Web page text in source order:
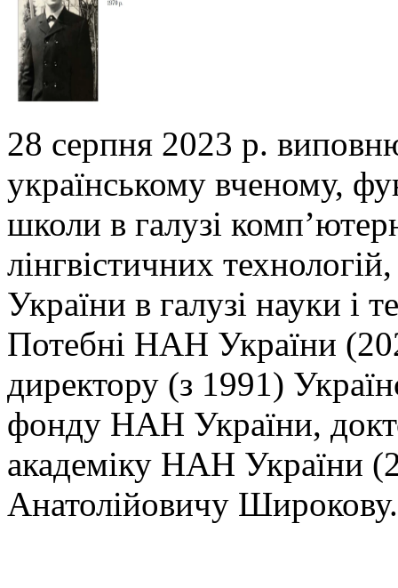
28 серпня 2023 р.
українському вченому,
школи в галузі
лінгвістичних
України в галузі науки і
Потебні НАН України
директору (з 1991)
фонду НАН України,
академіку НАН України
Анатолійовичу Широкову.